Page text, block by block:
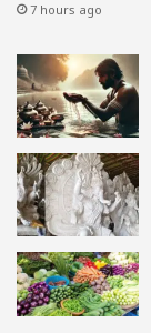
7 hours ago